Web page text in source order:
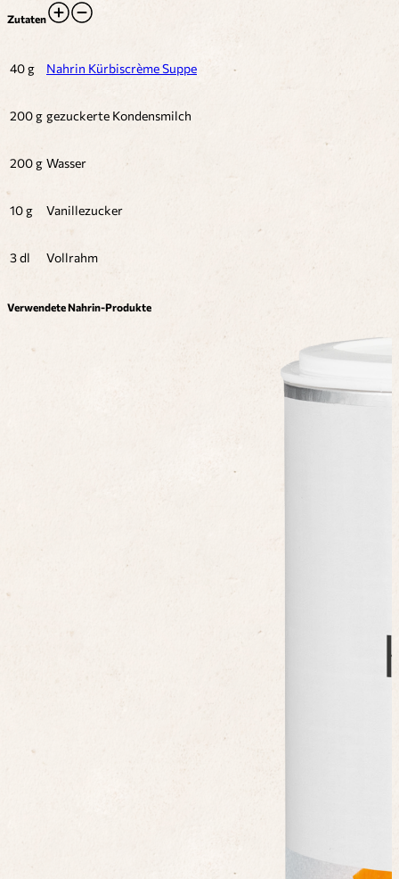
Zutaten
40 g Nahrin Kürbiscrème Suppe
200 g gezuckerte Kondensmilch
200 g Wasser
10 g Vanillezucker
3 dl Vollrahm
Verwendete Nahrin-Produkte